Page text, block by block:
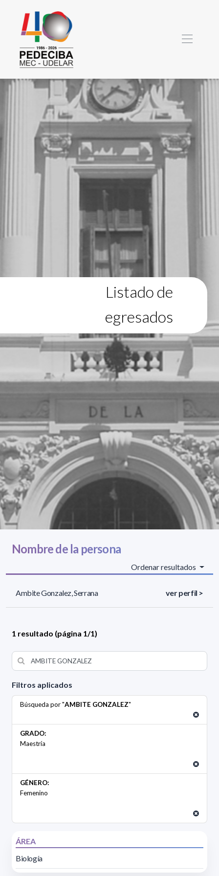
Listado de
egresados
Filtros aplicados
Búsqueda por "AMBITE GONZALEZ"
GRADO:
Maestría
GÉNERO:
Femenino
ÁREA
Biología
Nombre de la persona
Ordenar resultados
Ambite Gonzalez, Serrana ver perfil >
1 resultado (página 1/1)